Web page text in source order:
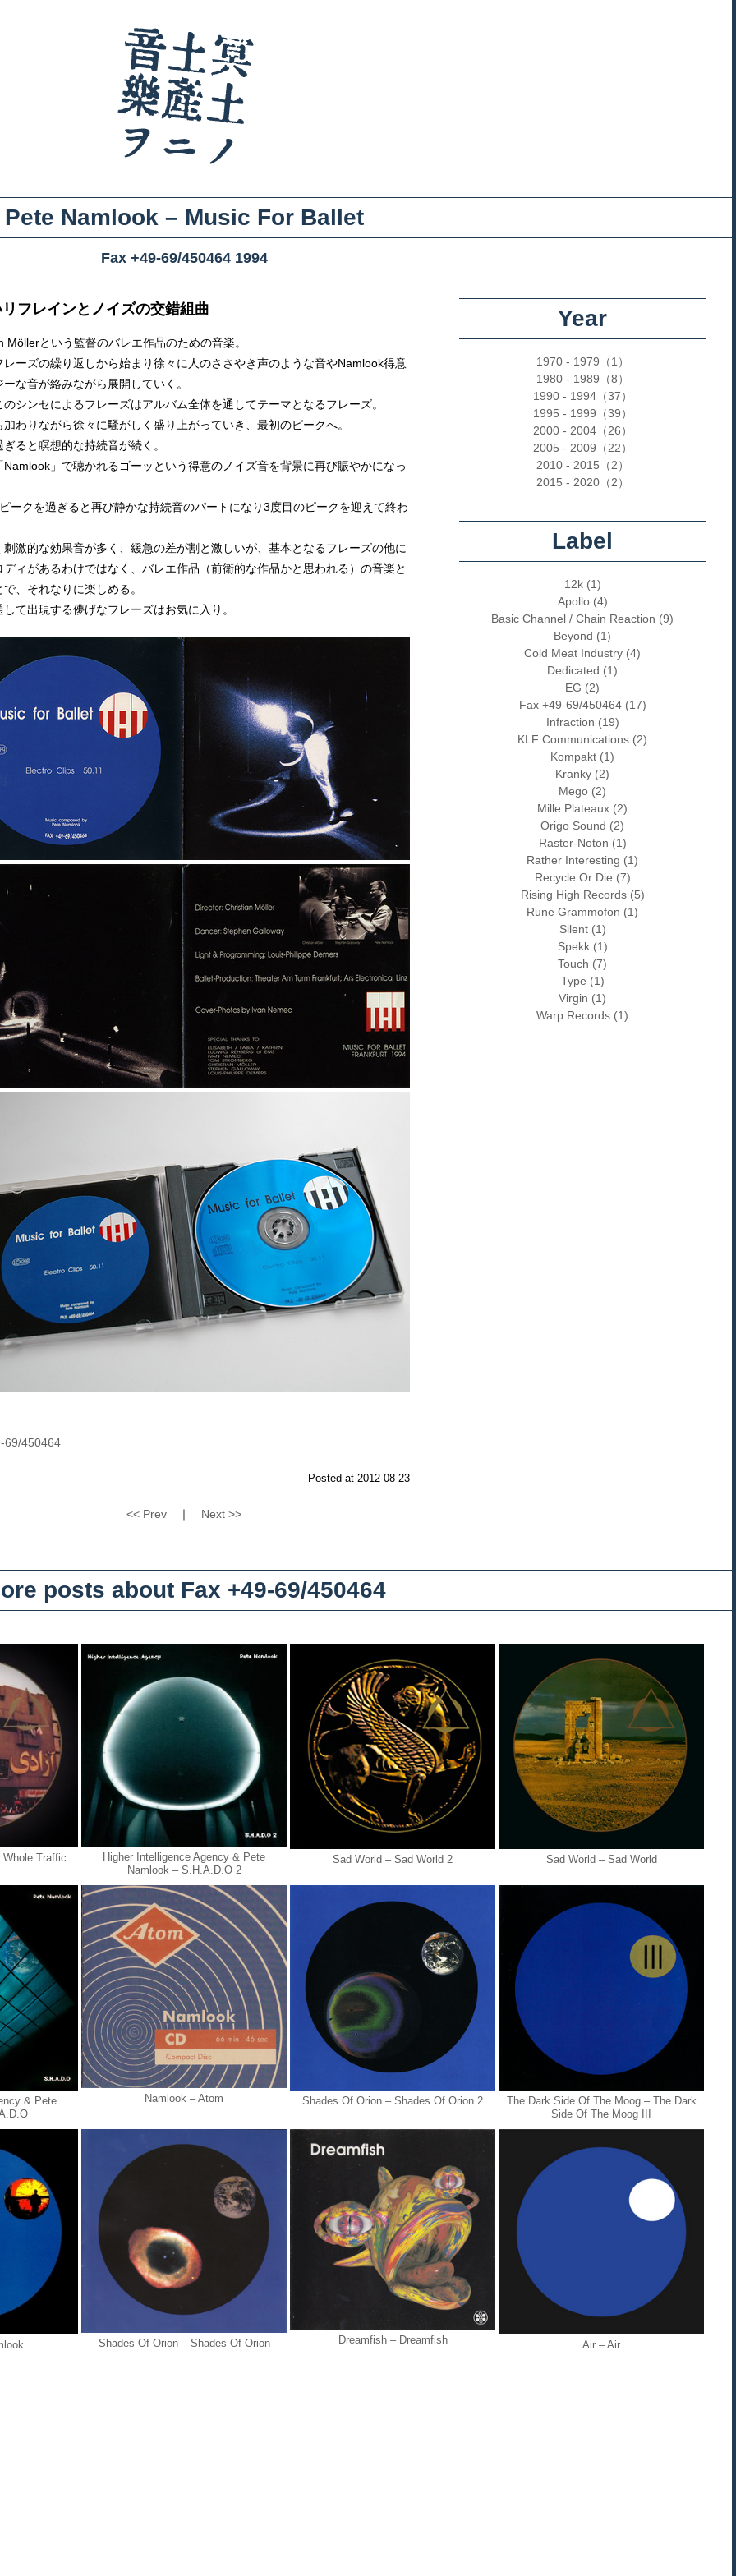
Pete Namlook ‎– Music For Ballet
Fax +49-69/450464 1994
フレインとノイズの交錯組曲
Möllerという監督のバレエ作品のための音楽。
レーズの繰り返しから始まり徐々に人のささやき声のような音やNamlook得意
な音が絡みながら展開していく。
のシンセによるフレーズはアルバム全体を通してテーマとなるフレーズ。
加わりながら徐々に騒がしく盛り上がっていき、最初のピークへ。
ると瞑想的な持続音が続く。
Namlook」で聴かれるゴーッという得意のノイズ音を背景に再び賑やかになっ
ークを過ぎると再び静かな持続音のパートになり3度目のピークを迎えて終わ
刺激的な効果音が多く、緩急の差が割と激しいが、基本となるフレーズの他に
ディがあるわけではなく、バレエ作品（前衛的な作品かと思われる）の音楽と
、それなりに楽しめる。
して出現する儚げなフレーズはお気に入り。
69/450464
Posted at 2012-08-23
<< Prev ｜ Next >>
Year
1970 - 1979（1）
1980 - 1989（8）
1990 - 1994（37）
1995 - 1999（39）
2000 - 2004（26）
2005 - 2009（22）
2010 - 2015（2）
2015 - 2020（2）
Label
12k (1)
Apollo (4)
Basic Channel / Chain Reaction (9)
Beyond (1)
Cold Meat Industry (4)
Dedicated (1)
EG (2)
Fax +49-69/450464 (17)
Infraction (19)
KLF Communications (2)
Kompakt (1)
Kranky (2)
Mego (2)
Mille Plateaux (2)
Origo Sound (2)
Raster-Noton (1)
Rather Interesting (1)
Recycle Or Die (7)
Rising High Records (5)
Rune Grammofon (1)
Silent (1)
Spekk (1)
Touch (7)
Type (1)
Virgin (1)
Warp Records (1)
posts about Fax +49-69/450464
Traffic
Higher Intelligence Agency & Pete
Namlook – S.H.A.D.O 2
Sad World ‎– Sad World 2 Sad World ‎– Sad World
& Pete
Namlook ‎– Atom Shades Of Orion ‎– Shades Of Orion 2
The Dark Side Of The Moog ‎– The Dark
Side Of The Moog III
Shades Of Orion ‎– Shades Of Orion Dreamfish ‎– Dreamfish Air ‎– Air